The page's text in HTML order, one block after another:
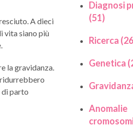
A dieci
vita siano più
la gravidanza.
di parto
Diagnosi
(51)
Ricerca
Genetica
Anomalie